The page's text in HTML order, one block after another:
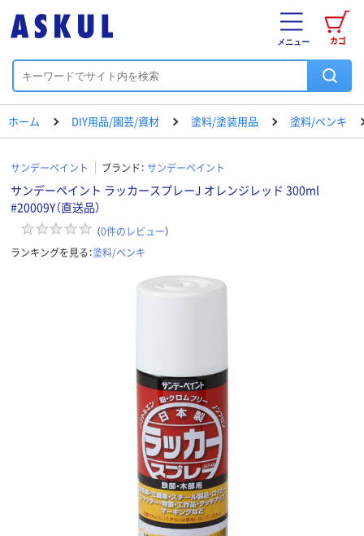
カゴ
メニュー
ホーム DIY用品/園芸/資材 塗料/塗装用品 塗料/ペンキ
サンデーペイント ブランド： サンデーペイント
サンデーペイント ラッカースプレーJ オレンジレッド 300ml
#20009Y（直送品）
（0件のレビュー）
ランキングを見る：塗料/ペンキ